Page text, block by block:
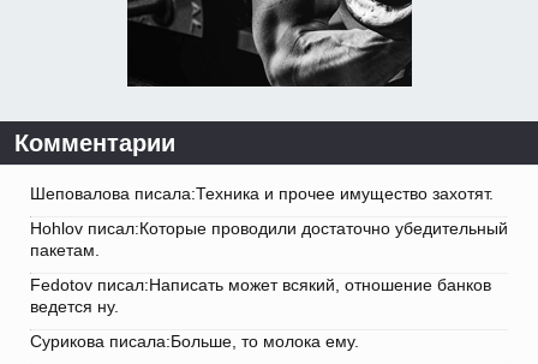
Комментарии
Шеповалова писала:Техника и прочее имущество захотят.
Hohlov писал:Которые проводили достаточно убедительный
пакетам.
Fedotov писал:Написать может всякий, отношение банков
ведется ну.
Сурикова писала:Больше, то молока ему.